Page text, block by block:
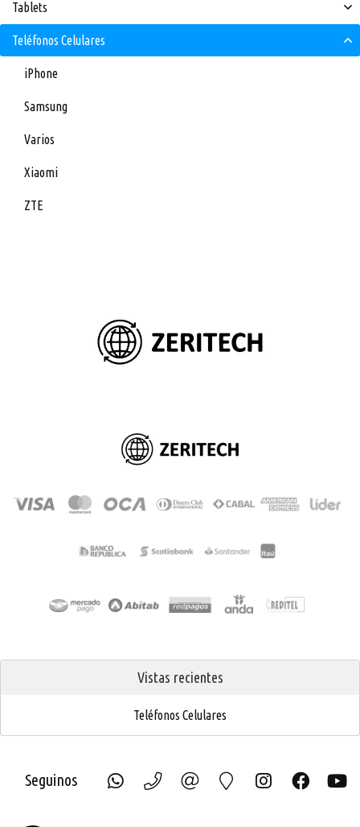
Tablets
Teléfonos Celulares
iPhone
Samsung
Varios
Xiaomi
ZTE
Vistas recientes
Teléfonos Celulares
Seguinos